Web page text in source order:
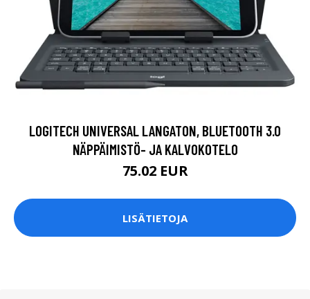
LOGITECH UNIVERSAL LANGATON, BLUETOOTH 3.0
NÄPPÄIMISTÖ- JA KALVOKOTELO
75.02 EUR
LISÄTIETOJA